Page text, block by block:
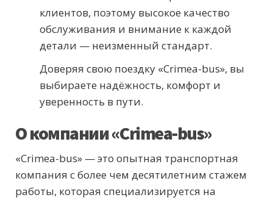
клиентов, поэтому высокое качество
обслуживания и внимание к каждой
детали — неизменный стандарт.
Доверяя свою поездку «Crimea-bus», вы
выбираете надёжность, комфорт и
уверенность в пути.
О компании «Crimea-bus»
«Crimea-bus» — это опытная транспортная
компания с более чем десятилетним стажем
работы, которая специализируется на